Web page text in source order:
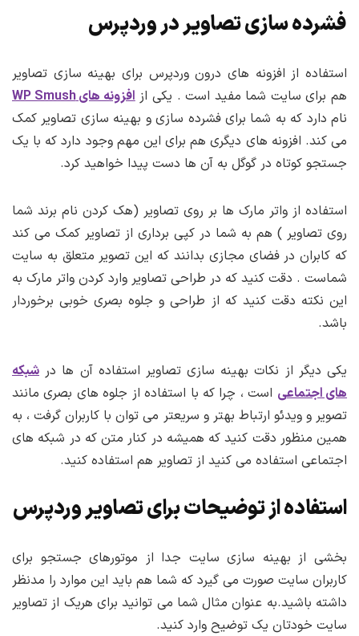
فشرده سازی تصاویر در وردپرس
استفاده از افزونه های درون وردپرس برای بهینه سازی تصاویر
هم برای سایت شما مفید است . یکی ازافزونه های WP Smush
نام دارد که به شما برای فشرده سازی و بهینه سازی تصاویر کمک
می کند. افزونه های دیگری هم برای این مهم وجود دارد که با یک
جستجو کوتاه در گوگل به آن ها دست پیدا خواهید کرد.
استفاده از واتر مارک ها بر روی تصاویر (هک کردن نام برند شما
روی تصاویر ) هم به شما در کپی برداری از تصاویر کمک می کند
که کابران در فضای مجازی بدانند که این تصویر متعلق به سایت
شماست . دقت کنید که در طراحی تصاویر وارد کردن واتر مارک به
این نکته دقت کنید که از طراحی و جلوه بصری خوبی برخوردار
باشد.
یکی دیگر از نکات بهینه سازی تصاویر استفاده آن ها در شبکه
های اجتماعی است ، چرا که با استفاده از جلوه های بصری مانند
تصویر و ویدئو ارتباط بهتر و سریعتر می توان با کاربران گرفت ، به
همین منظور دقت کنید که همیشه در کنار متن که در شبکه های
اجتماعی استفاده می کنید از تصاویر هم استفاده کنید.
استفاده از توضیحات برای تصاویر وردپرس
بخشی از بهینه سازی سایت جدا از موتورهای جستجو برای
کاربران سایت صورت می گیرد که شما هم باید این موارد را مدنظر
داشته باشید.به عنوان مثال شما می توانید برای هریک از تصاویر
سایت خودتان یک توضیح وارد کنید.